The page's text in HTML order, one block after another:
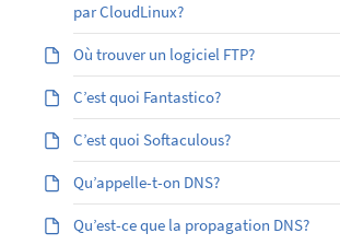
par CloudLinux?
Où trouver un logiciel FTP?
C’est quoi Fantastico?
C’est quoi Softaculous?
Qu’appelle-t-on DNS?
Qu’est-ce que la propagation DNS?